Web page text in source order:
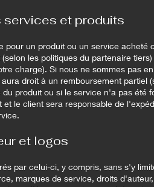
services et produits
pour un produit ou un service acheté
les politiques du partenaire
charge). Si nous ne sommes pas
droit à un remboursement partiel
produit ou si le service n'a pas été
le client sera responsable de
et logos
par celui-ci, y compris, sans s'y
marques de service, droits